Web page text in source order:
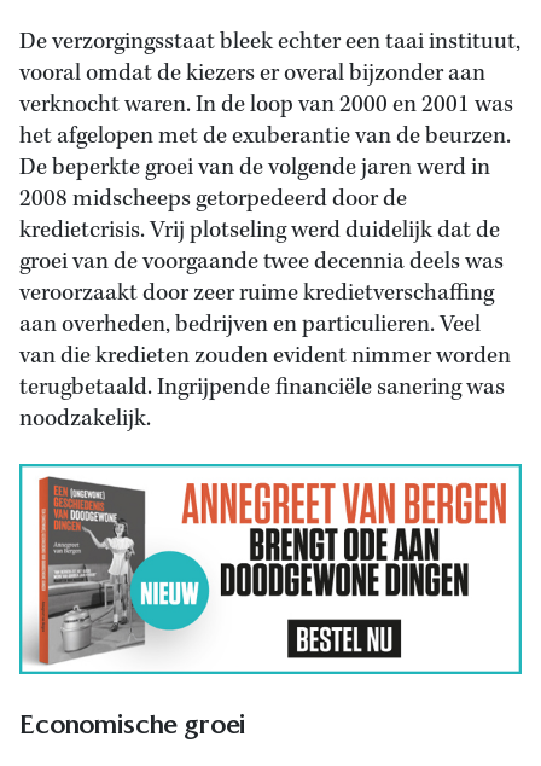
De verzorgingsstaat bleek echter een taai instituut,
vooral omdat de kiezers er overal bijzonder aan
verknocht waren. In de loop van 2000 en 2001 was
het afgelopen met de exuberantie van de beurzen.
De beperkte groei van de volgende jaren werd in
2008 midscheeps getorpedeerd door de
kredietcrisis. Vrij plotseling werd duidelijk dat de
groei van de voorgaande twee decennia deels was
veroorzaakt door zeer ruime kredietverschaffing
aan overheden, bedrijven en particulieren. Veel
van die kredieten zouden evident nimmer worden
terugbetaald. Ingrijpende financiële sanering was
noodzakelijk.
Economische groei